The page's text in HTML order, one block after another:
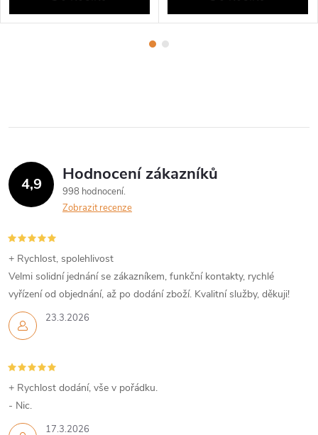
4,9 Hodnocení zákazníků
998 hodnocení
Zobrazit recenze
23.3.2026
+ Rychlost, spolehlivost
Velmi solidní jednání se zákazníkem, funkční kontakty, rychlé
vyřízení od objednání, až po dodání zboží. Kvalitní služby, děkuji!
17.3.2026
+ Rychlost dodání, vše v pořádku.
- Nic.